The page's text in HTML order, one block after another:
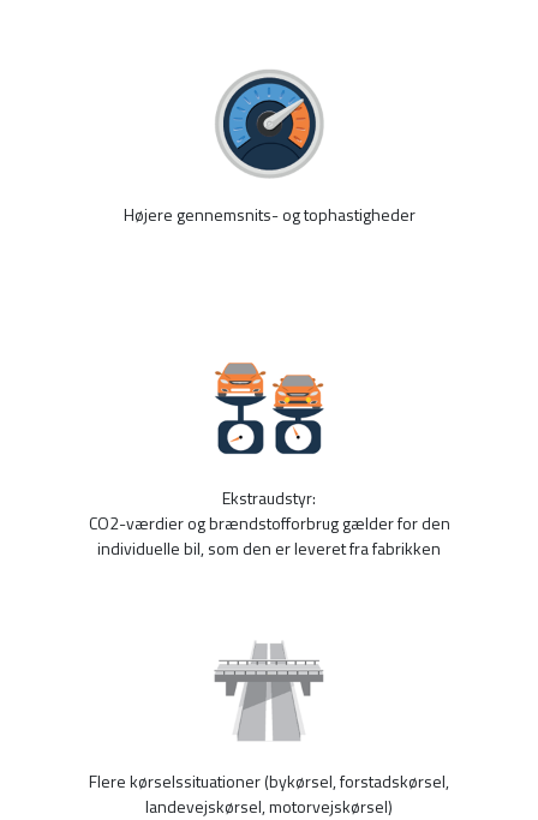
Højere gennemsnits- og tophastigheder
Ekstraudstyr:
CO2-værdier og brændstofforbrug gælder for den
individuelle bil, som den er leveret fra fabrikken
Flere kørselssituationer (bykørsel, forstadskørsel,
landevejskørsel, motorvejskørsel)